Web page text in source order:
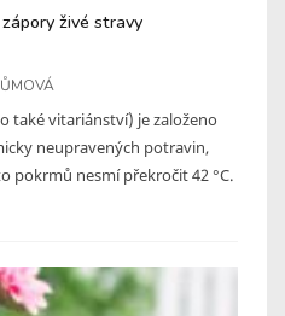
živé stravy
také vitariánství) je založeno
neupravených potravin,
pokrmů nesmí překročit 42 °C.